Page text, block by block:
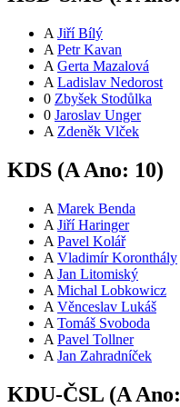
A Jiří Bílý
A Petr Kavan
A Gerta Mazalová
A Ladislav Nedorost
0 Zbyšek Stodůlka
0 Jaroslav Unger
A Zdeněk Vlček
KDS (A Ano: 10)
A Marek Benda
A Jiří Haringer
A Pavel Kolář
A Vladimír Koronthály
A Jan Litomiský
A Michal Lobkowicz
A Věnceslav Lukáš
A Tomáš Svoboda
A Pavel Tollner
A Jan Zahradníček
KDU-ČSL (A Ano: